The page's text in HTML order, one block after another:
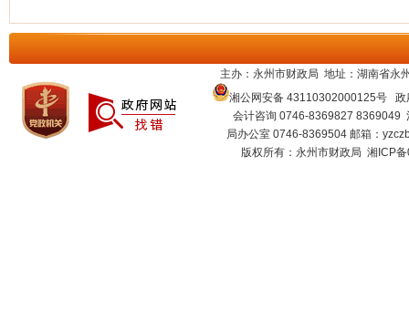
主办：永州市财政局 地址：湖南省永
湘公网安备 43110302000125号 政
会计咨询 0746-8369827 8369049
局办公室 0746-8369504 邮箱：
版权所有：永州市财政局 湘ICP